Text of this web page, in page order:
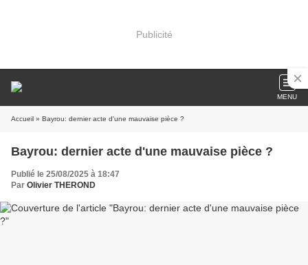
Publicité
MENU
Accueil » Bayrou: dernier acte d'une mauvaise pièce ?
Bayrou: dernier acte d'une mauvaise pièce ?
Publié le 25/08/2025 à 18:47
Par Olivier THEROND